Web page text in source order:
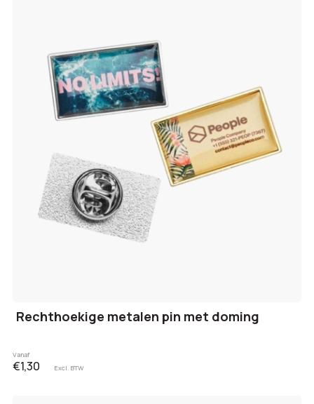
Rechthoekige metalen pin met doming
Vanaf
€1,30 Excl. BTW